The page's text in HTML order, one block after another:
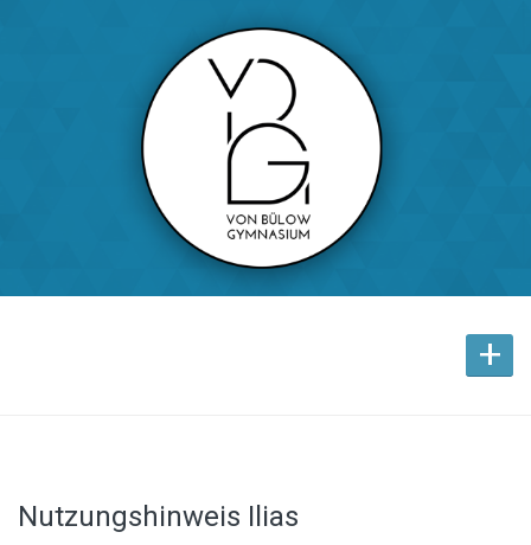
+
Nutzungshinweis Ilias